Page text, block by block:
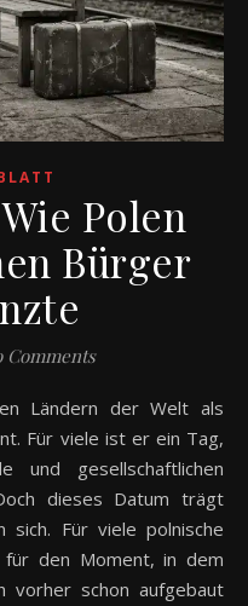
Polen
Bürger
Comments
Für viele ist er ein Tag,
und gesellschaftlichen
dieses Datum trägt
sich. Für viele polnische
den Moment, in dem
vorher schon aufgebaut